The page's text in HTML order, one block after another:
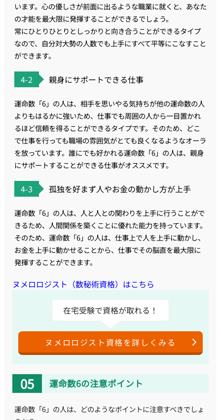
います。心の優しさが前面に出るような職業に就くと、あなた
の才能を最大限に発揮することができるでしょう。
常にひとりひとりとしっかりと向き合うことができるタイプ
なので、自分対大勢の人数でも上手にすべて平等にこなすこと
ができます。
4-2 親身にサポートできる仕事
運命数「6」の人は、相手を思いやる気持ちが他の運命数の人
よりもはるかに強いため、仕事でも周囲の人から一目置かれ
るほど信頼を得ることができるタイプです。そのため、どこ
で仕事を行っても職場の雰囲気がとても良くなるようなオーラ
を放っています。誰にでも好かれる運命数「6」の人は、親身
にサポートすることができる仕事がオススメです。
4-3 孤独を好まず人やお金の動かし方が上手
運命数「6」の人は、人と人との関わりを上手に行うことがで
きるため、人間関係を築くことに優れた能力を持っています。
そのため、運命数「6」の人は、仕事上で人を上手に動かし、
お金を上手に動かせることから、仕事でその脳直を最大限に
発揮することができます。
ヌメロロジスト（数秘術資格）はこちら
在宅受験で資格が取れる！
ヌメロロジスト資格を詳しくみる
運命数6の注意ポイント
運命数「6」の人は、どのようなポイントに注意すべきでしょ